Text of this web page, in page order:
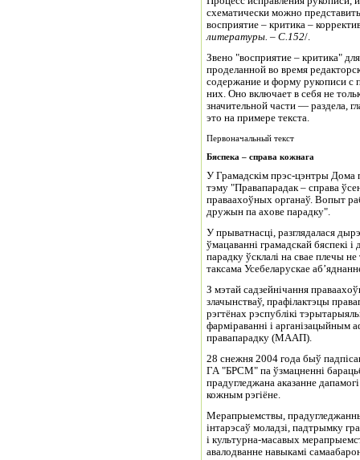
схематически можно
восприятие – критика –
литературы. – С.152/.
Звено "восприятие – критика"
проделанной во время
содержание и форму рукописи с
них. Оно включает в себя не
значительной части — раздела,
это на примере текста.
Первоначальный текст
Бяспека – справа кожнага
У Грамадскім прэс-цэнтры Дома
тэму "Правапарадак – справа
праваахоўных органаў. Вопыт
дружын па ахове парадку".
У прыватнасці, разглядалася
ўмацаванні грамадскай бяспекі
парадку ўсклалі на свае плечы
таксама Усебеларускае
З мэтай садзейнічання
злачынстваў, прафілактэцы
рэгтёнах рэспублікі
фарміраванні і арганізацыйным
правапарадку (МААП).
28 снежня 2004 года быў
ГА "БРСМ" па ўзмацненні
прадугледжана аказанне
кожным рэгіёне.
Мерапрыемствы,
інтарэсаў моладзі, падтрымку
і культурна-масавых
авалодванне навыкамі